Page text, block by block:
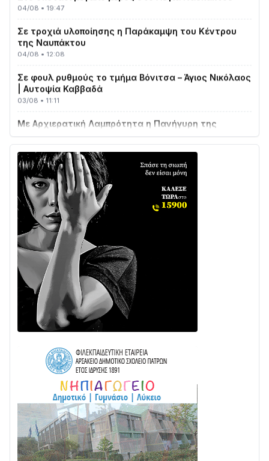
της Ναυπάκτου
04/08 • 12:08
| Αυτοψία Καββαδά
03/08 • 11:11
Μεταμορφώσεως του Σωτήρος στο Γολέμι
Ενισχύεται η Πολιτική Προστασία στο Δήμο Αγρινίου
με δύο νέα υδροφόρα οχήματα
02/08 • 18:26
Διαβάστε την «Ναυπακτία» που κυκλοφορεί
31/07 • 08:16
Δωρίδα για Όλους: «Καμία εκχώρηση των νερών
στην ΕΥΔΑΠ»
28/07 • 21:46
Διαβάστε την «Ναυπακτία» που κυκλοφορεί
24/07 • 11:31
Γιορτή της Τράτας 2026 | Ερατεινή Δωρίδας:
Παράδοση, Χορός & Γλέντι!
ΤΟ ΠΑΡΤΥ ΣΥΝΕΧΙΖΕΤΑΙ…
05/08 • 08:41
Στο σκοτάδι μεγάλο μέρος στο Λυγιά Ναυπάκτου
04/08 • 19:47
Σε τροχιά υλοποίησης η Παράκαμψη του Κέντρου
της Ναυπάκτου
04/08 • 12:08